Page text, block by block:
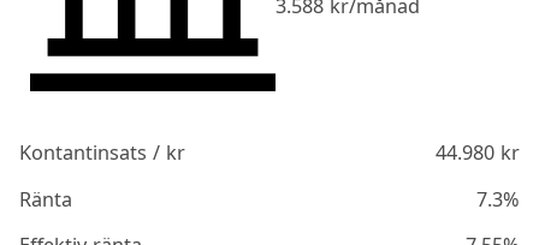
3.588 kr/månad
Kontantinsats / kr 44.980kr
Ränta
7.3%